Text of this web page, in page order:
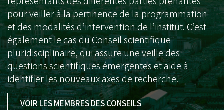
pour veiller à la pertinence de la programmation
et des modalités d’intervention de l’institut. C’est
également le cas du Conseil scientifique
pluridisciplinaire, qui assure une veille des
questions scientifiques émergentes et aide à
identifier les nouveaux axes de recherche.
VOIR LES MEMBRES DES CONSEILS